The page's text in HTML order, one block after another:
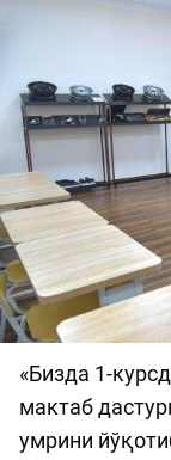
«Бизда 1-
мактаб
умрини